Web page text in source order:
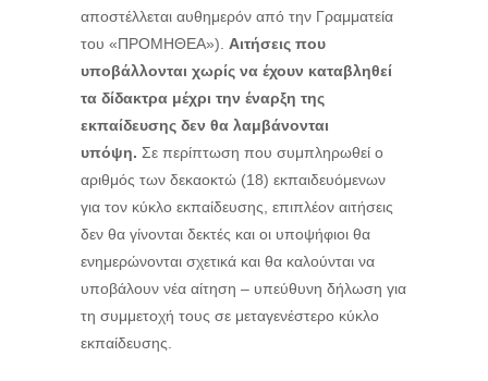
αποστέλλεται αυθημερόν από την Γραμματεία
του «ΠΡΟΜΗΘΕΑ»). Αιτήσεις που
υποβάλλονται χωρίς να έχουν καταβληθεί
τα δίδακτρα μέχρι την έναρξη της
εκπαίδευσης δεν θα λαμβάνονται
υπόψη. Σε περίπτωση που συμπληρωθεί ο
αριθμός των δεκαοκτώ (18) εκπαιδευόμενων
για τον κύκλο εκπαίδευσης, επιπλέον αιτήσεις
δεν θα γίνονται δεκτές και οι υποψήφιοι θα
ενημερώνονται σχετικά και θα καλούνται να
υποβάλουν νέα αίτηση – υπεύθυνη δήλωση για
τη συμμετοχή τους σε μεταγενέστερο κύκλο
εκπαίδευσης.